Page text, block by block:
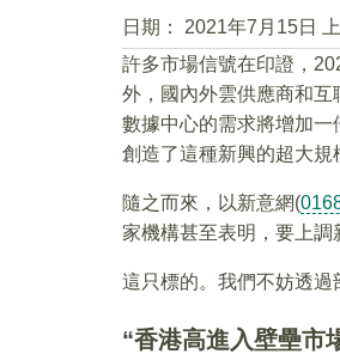
日期：
2021年7月15日
許多市場信號在印證，
外，國內外雲供應商和
數據中心的需求將增加一
創造了這種新興的超大規
隨之而來，以新意網(
家機構甚至表明，要上
這只標的。我們不妨透過
“香港高進入壁壘市